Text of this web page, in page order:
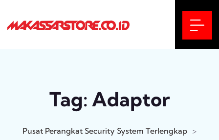
Tag: Adaptor
Pusat Perangkat Security System Terlengkap >